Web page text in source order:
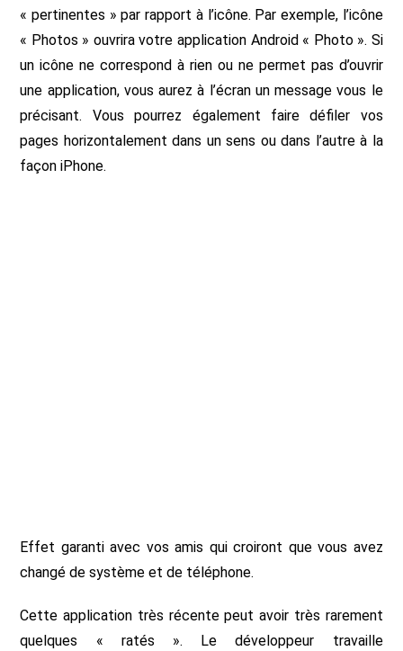
« pertinentes » par rapport à l’icône. Par exemple, l’icône
« Photos » ouvrira votre application Android « Photo ». Si
un icône ne correspond à rien ou ne permet pas d’ouvrir
une application, vous aurez à l’écran un message vous le
précisant. Vous pourrez également faire défiler vos
pages horizontalement dans un sens ou dans l’autre à la
façon iPhone.
Effet garanti avec vos amis qui croiront que vous avez
changé de système et de téléphone.
Cette application très récente peut avoir très rarement
quelques « ratés ». Le développeur travaille